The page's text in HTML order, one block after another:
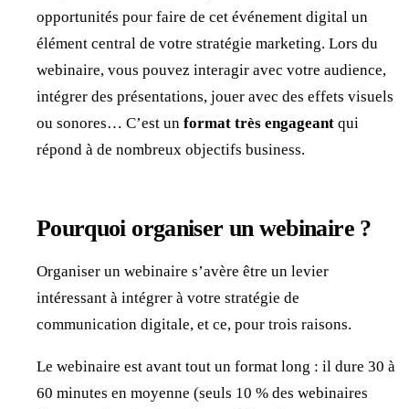
opportunités pour faire de cet événement digital un
élément central de votre stratégie marketing. Lors du
webinaire, vous pouvez interagir avec votre audience,
intégrer des présentations, jouer avec des effets visuels
ou sonores… C’est un format très engageant qui
répond à de nombreux objectifs business.
Pourquoi organiser un webinaire ?
Organiser un webinaire s’avère être un levier
intéressant à intégrer à votre stratégie de
communication digitale, et ce, pour trois raisons.
Le webinaire est avant tout un format long : il dure 30 à
60 minutes en moyenne (seuls 10 % des webinaires